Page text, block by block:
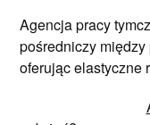
Agencja pracy
pośredniczy
oferując